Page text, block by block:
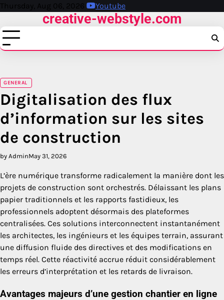
Skip
content
Thursday, Aug 06, 2026 Youtube
creative-webstyle.com
GENERAL
Digitalisation des flux
d’information sur les sites
de construction
by AdminMay 31, 2026
L’ère numérique transforme radicalement la manière dont les
projets de construction sont orchestrés. Délaissant les plans
papier traditionnels et les rapports fastidieux, les
professionnels adoptent désormais des plateformes
centralisées. Ces solutions interconnectent instantanément
les architectes, les ingénieurs et les équipes terrain, assurant
une diffusion fluide des directives et des modifications en
temps réel. Cette réactivité accrue réduit considérablement
les erreurs d’interprétation et les retards de livraison.
Avantages majeurs d’une gestion chantier en ligne